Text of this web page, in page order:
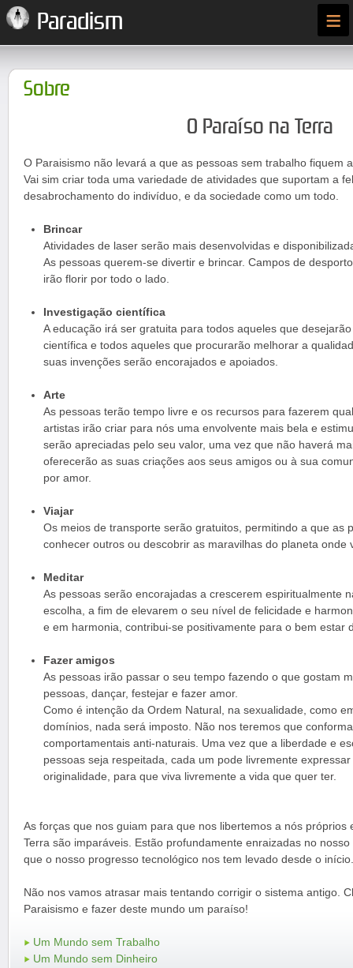
Paradism ≡
Sobre
O Paraíso na Terra
O Paraisismo não levará a que as pessoas sem trabalho fiquem
Vai sim criar toda uma variedade de atividades que suportam a
desabrochamento do indivíduo, e da sociedade como um todo.
Brincar
Atividades de laser serão mais desenvolvidas e
As pessoas querem-se divertir e brincar. Campos de
irão florir por todo o lado.
Investigação científica
A educação irá ser gratuita para todos aqueles que
científica e todos aqueles que procurarão melhorar a
suas invenções serão encorajados e apoiados.
Arte
As pessoas terão tempo livre e os recursos para fazerem
artistas irão criar para nós uma envolvente mais bela e
serão apreciadas pelo seu valor, uma vez que não haverá
oferecerão as suas criações aos seus amigos ou à sua
por amor.
Viajar
Os meios de transporte serão gratuitos, permitindo a que as
conhecer outros ou descobrir as maravilhas do planeta onde
Meditar
As pessoas serão encorajadas a crescerem espiritualmente
escolha, a fim de elevarem o seu nível de felicidade e
e em harmonia, contribui-se positivamente para o bem estar
Fazer amigos
As pessoas irão passar o seu tempo fazendo o que gostam
pessoas, dançar, festejar e fazer amor.
Como é intenção da Ordem Natural, na sexualidade, como
domínios, nada será imposto. Não nos teremos que
comportamentais anti-naturais. Uma vez que a liberdade e
pessoas seja respeitada, cada um pode livremente
originalidade, para que viva livremente a vida que quer ter.
As forças que nos guiam para que nos libertemos a nós próprios
Terra são imparáveis. Estão profundamente enraizadas no
que o nosso progresso tecnológico nos tem levado desde o
Não nos vamos atrasar mais tentando corrigir o sistema antigo.
Paraisismo e fazer deste mundo um paraíso!
Um Mundo sem Trabalho
Um Mundo sem Dinheiro